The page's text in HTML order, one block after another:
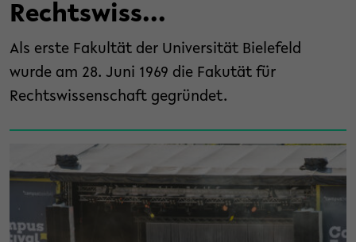
Rechtswiss...
Als erste Fakultät der Universität Bielefeld
wurde am 28. Juni 1969 die Fakutät für
Rechtswissenschaft gegründet.